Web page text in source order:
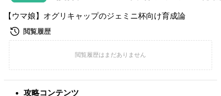
【ウマ娘】オグリキャップのジェミニ杯向け育成論
攻略コンテンツ